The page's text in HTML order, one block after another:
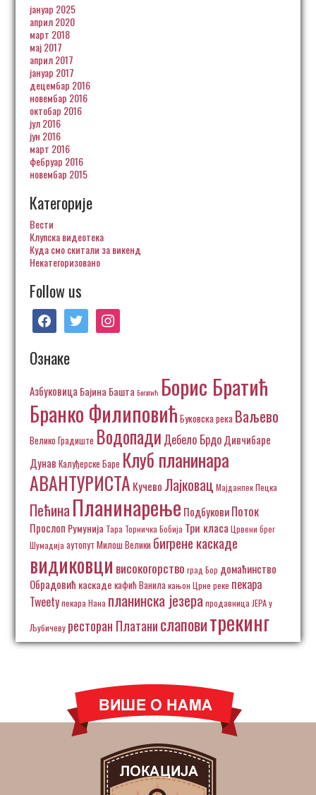
јануар 2025
април 2020
март 2018
мај 2017
април 2017
јануар 2017
децембар 2016
новембар 2016
октобар 2016
јул 2016
јун 2016
март 2016
фебруар 2016
новембар 2015
Категорије
Вести
Клупска видеотека
Куда смо скитали за викенд
Некатегоризовано
Follow us
facebooktwitter instagram
Ознаке
Азбуковица Бајина Башта Богатић Борис Братић
Бранко Филиповић Буковска река Ваљево
Велико Градиште Водопади Дебело БрдоДивчибаре
Дунав Калуђерске Баре Клуб планинара
АВАНТУРИСТА Кучево Лајковац Мајданпек Пецка
Пећина Планинарење ПодбуковиПоток
Прослоп Румунија Тара Торничка Бобија Три класа Црвени брег
Шумадија аутопут Милош Велики бигрене каскаде
видиковци високогорство град Бор домаћинство
Обрадовић каскаде кафић Ванила кањон Црне реке пекара
Tweetyпекара Нана планинска језера продавница ЈЕРА у
Љубичеву ресторан Платанислаповитрекинг